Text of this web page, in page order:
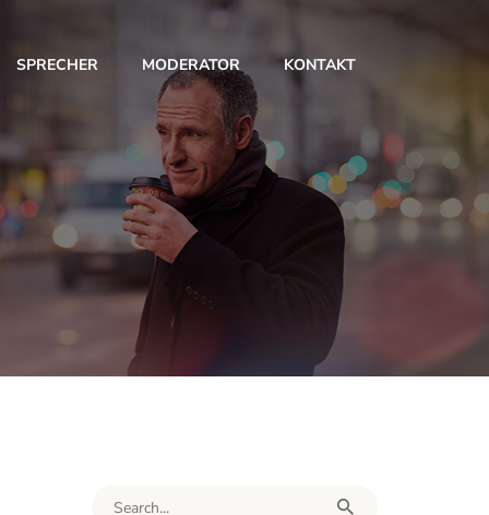
SPRECHER MODERATOR KONTAKT
Search for: